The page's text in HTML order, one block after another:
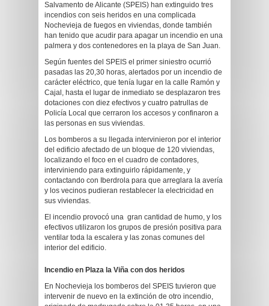
Salvamento de Alicante (SPEIS) han extinguido tres
incendios con seis heridos en una complicada
Nochevieja de fuegos en viviendas, donde también
han tenido que acudir para apagar un incendio en una
palmera y dos contenedores en la playa de San Juan.
Según fuentes del SPEIS el primer siniestro ocurrió
pasadas las 20,30 horas, alertados por un incendio de
carácter eléctrico, que tenía lugar en la calle Ramón y
Cajal, hasta el lugar de inmediato se desplazaron tres
dotaciones con diez efectivos y cuatro patrullas de
Policía Local que cerraron los accesos y confinaron a
las personas en sus viviendas.
Los bomberos a su llegada intervinieron por el interior
del edificio afectado de un bloque de 120 viviendas,
localizando el foco en el cuadro de contadores,
interviniendo para extinguirlo rápidamente, y
contactando con Iberdrola para que arreglara la avería
y los vecinos pudieran restablecer la electricidad en
sus viviendas.
El incendio provocó una gran cantidad de humo, y los
efectivos utilizaron los grupos de presión positiva para
ventilar toda la escalera y las zonas comunes del
interior del edificio.
Incendio en Plaza la Viña con dos heridos
En Nochevieja los bomberos del SPEIS tuvieron que
intervenir de nuevo en la extinción de otro incendio,